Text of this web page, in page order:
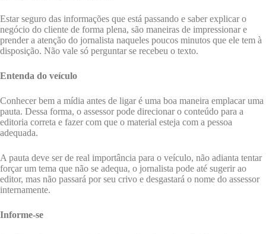
Estar seguro das informações que está passando e saber explicar o
negócio do cliente de forma plena, são maneiras de impressionar e
prender a atenção do jornalista naqueles poucos minutos que ele tem à
disposição. Não vale só perguntar se recebeu o texto.
Entenda do veículo
Conhecer bem a mídia antes de ligar é uma boa maneira emplacar uma
pauta. Dessa forma, o assessor pode direcionar o conteúdo para a
editoria correta e fazer com que o material esteja com a pessoa
adequada.
A pauta deve ser de real importância para o veículo, não adianta tentar
forçar um tema que não se adequa, o jornalista pode até sugerir ao
editor, mas não passará por seu crivo e desgastará o nome do assessor
internamente.
Informe-se